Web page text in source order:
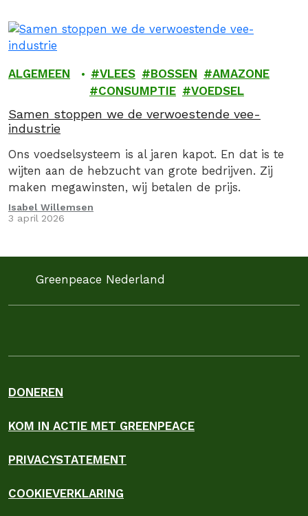
Minister van Landbouw, Visserij, Voedselzekerheid…
ALGEMEEN VLEES BOSSEN
AMAZONE
CONSUMPTIE
VOEDSEL
Samen stoppen we de verwoestende vee-
industrie
Ons voedselsysteem is al jaren kapot. En dat is te
wijten aan de hebzucht van grote bedrijven. Zij
maken megawinsten, wij betalen de prijs.
Isabel Willemsen
3 april 2026
Greenpeace Nederland
DONEREN
KOM IN ACTIE MET GREENPEACE
PRIVACYSTATEMENT
COOKIEVERKLARING